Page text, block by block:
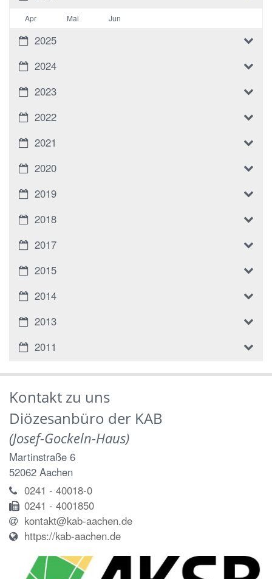
Apr Mai Jun
2025
2024
2023
2022
2021
2020
2019
2018
2017
2015
2014
2013
2011
Kontakt zu uns
Diözesanbüro der KAB
(Josef-Gockeln-Haus)
Martinstraße 6
52062 Aachen
0241 - 40018-0
0241 - 4001850
kontakt@kab-aachen.de
https://kab-aachen.de